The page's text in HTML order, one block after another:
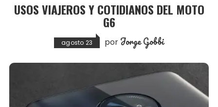
USOS VIAJEROS Y COTIDIANOS DEL MOTO
G6
agosto 23 por Jorge Gobbi